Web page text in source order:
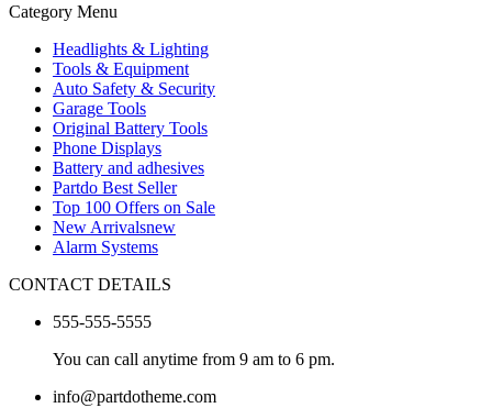
Category Menu
Headlights & Lighting
Tools & Equipment
Auto Safety & Security
Garage Tools
Original Battery Tools
Phone Displays
Battery and adhesives
Partdo Best Seller
Top 100 Offers on Sale
New Arrivalsnew
Alarm Systems
CONTACT DETAILS
555-555-5555
You can call anytime from 9 am to 6 pm.
info@partdotheme.com